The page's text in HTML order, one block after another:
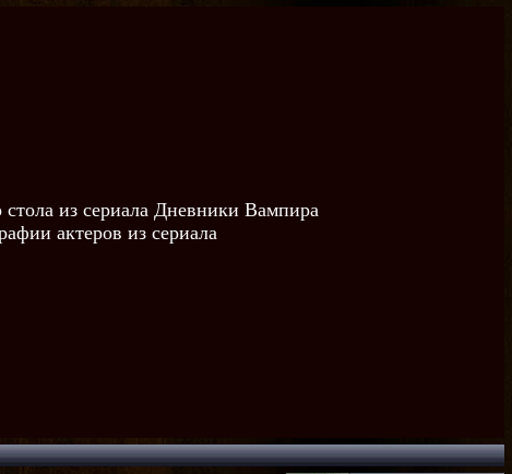
стола из сериала Дневники Вампира
актеров из сериала